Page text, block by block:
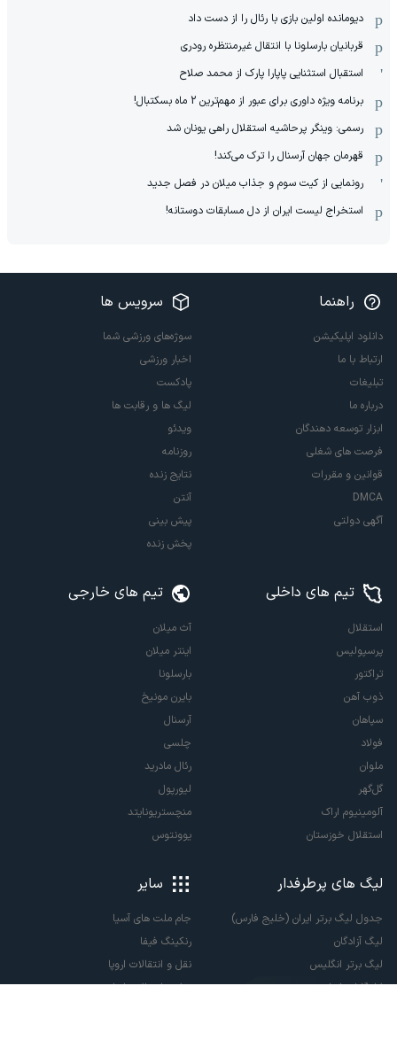
دیومانده اولین بازی با رئال را از دست داد
قربانیان بارسلونا با انتقال غیرمنتظره رودری
استقبال استثنایی پاپارا پارک از محمد صلاح
برنامه ویژه داوری برای عبور از مهم‌ترین 2 ماه بسکتبال!
رسمی: وینگر پرحاشیه استقلال راهی یونان شد
قهرمان جهان آرسنال را ترک می‌کند!
رونمایی از کیت سوم و جذاب میلان در فصل جدید
استخراج لیست ایران از دل مسابقات دوستانه!
راهنما
دانلود اپلیکیشن
ارتباط با ما
تبلیغات
درباره ما
ابزار توسعه دهندگان
فرصت های شغلی
قوانین و مقررات
DMCA
آگهی دولتی
سرویس ها
سوژه‌های ورزشی شما
اخبار ورزشی
پادکست
لیگ ها و رقابت ها
ویدئو
روزنامه
نتایج زنده
آنتن
پیش بینی
پخش زنده
تیم های داخلی
استقلال
پرسپولیس
تراکتور
ذوب آهن
سپاهان
فولاد
ملوان
گل‌گهر
آلومینیوم اراک
استقلال خوزستان
تیم های خارجی
آث میلان
اینتر میلان
بارسلونا
بایرن مونیخ
آرسنال
چلسی
رئال مادرید
لیورپول
منچستریونایتد
یوونتوس
لیگ های پرطرفدار
جدول لیگ برتر ایران (خلیج فارس)
لیگ آزادگان
لیگ برتر انگلیس
لالیگا اسپانیا
سایر
جام ملت های آسیا
رنکینگ فیفا
نقل و انتقالات اروپا
نقل و انتقالات ایران